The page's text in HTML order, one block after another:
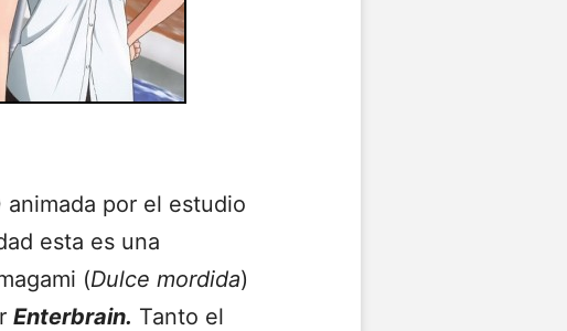
por el estudio
esta es una
(Dulce mordida)
Enterbrain. Tanto el